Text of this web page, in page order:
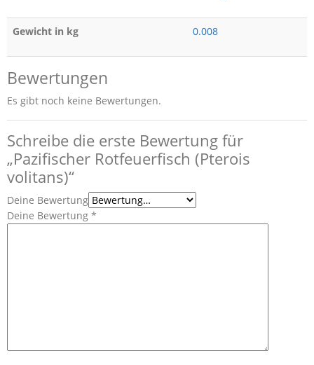
Gewicht in kg 0.008
Bewertungen
Es gibt noch keine Bewertungen.
Schreibe die erste Bewertung für
„Pazifischer Rotfeuerfisch (Pterois
volitans)“
Deine Bewertung
Deine Bewertung *